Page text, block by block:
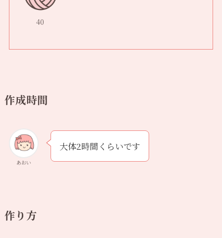
40
作成時間
あおい
大体2時間くらいです
作り方